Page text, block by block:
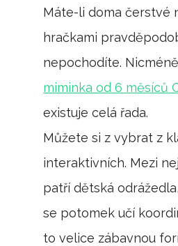
Máte-li doma čerstvé
hračkami
nepochodíte. Nicméně
miminka od 6 měsíců
existuje celá řada.
Můžete si z vybrat z
interaktivních. Mezi
patří dětská
se potomek učí
to velice zábavnou